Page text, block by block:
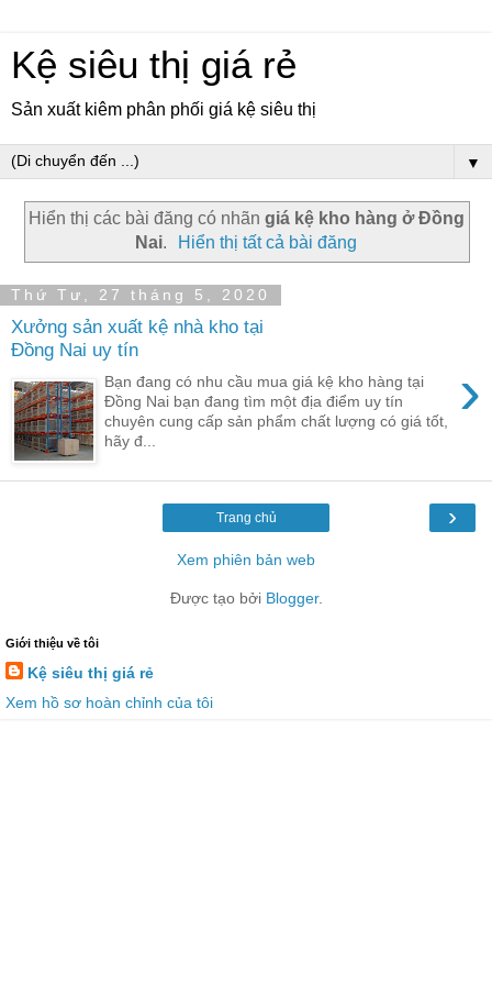
Kệ siêu thị giá rẻ
Sản xuất kiêm phân phối giá kệ siêu thị
▼
Hiển thị các bài đăng có nhãn giá kệ kho hàng ở Đồng
Nai. Hiển thị tất cả bài đăng
Thứ Tư, 27 tháng 5, 2020
Xưởng sản xuất kệ nhà kho tại
Đồng Nai uy tín
›
Bạn đang có nhu cầu mua giá kệ kho hàng tại
Đồng Nai bạn đang tìm một địa điểm uy tín
chuyên cung cấp sản phẩm chất lượng có giá tốt,
hãy đ...
›
Trang chủ
Xem phiên bản web
Được tạo bởi Blogger.
Giới thiệu về tôi
Kệ siêu thị giá rẻ
Xem hồ sơ hoàn chỉnh của tôi